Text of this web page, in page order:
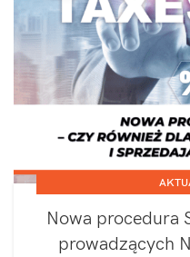
Nowa procedura
prowadzących